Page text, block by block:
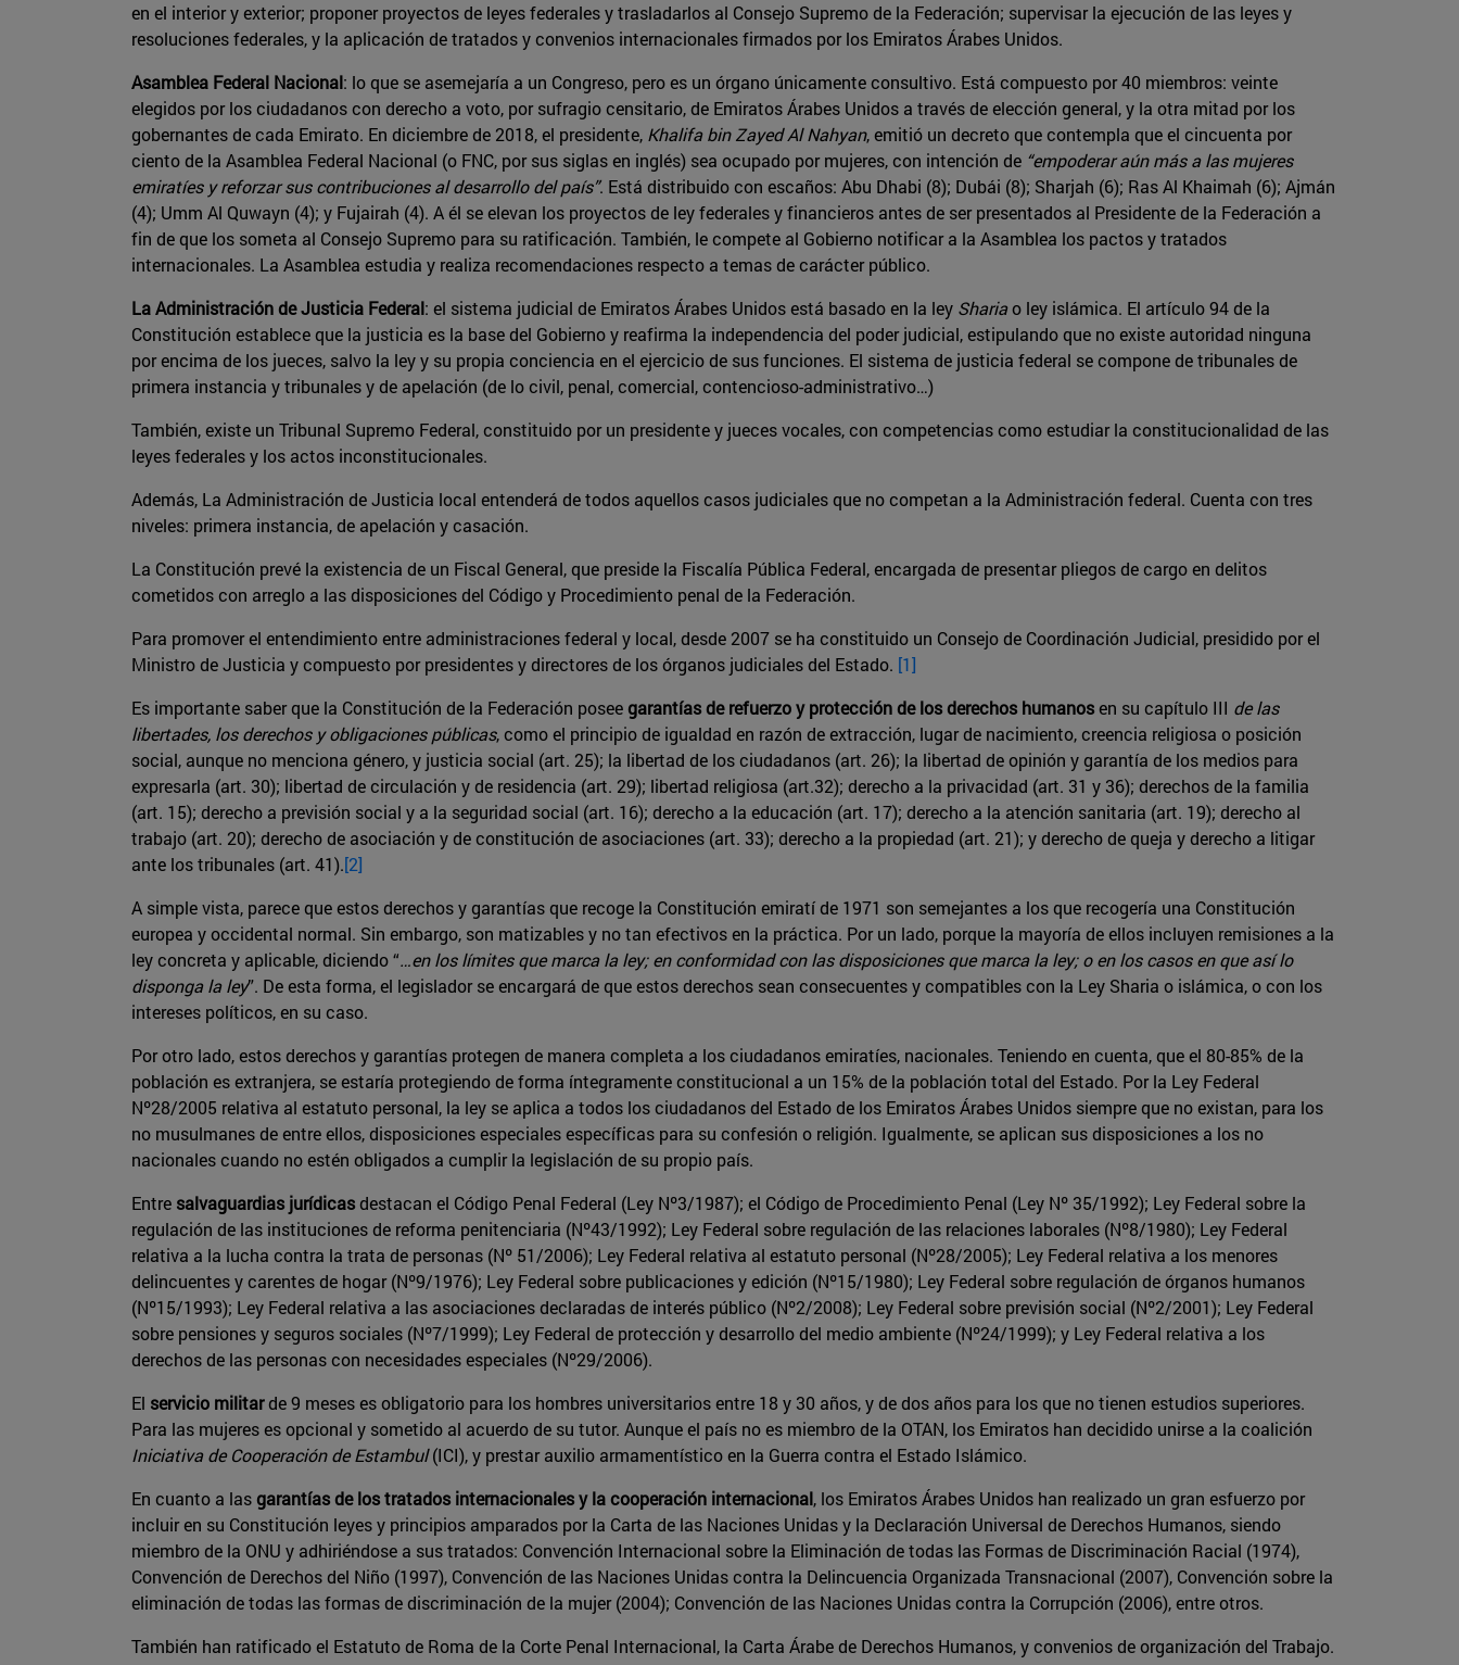
en el interior y exterior; proponer proyectos de leyes federales y trasladarlos al Consejo Supremo de la Federación; supervisar la ejecución de las leyes y
resoluciones federales, y la aplicación de tratados y convenios internacionales firmados por los Emiratos Árabes Unidos.
Asamblea Federal Nacional: lo que se asemejaría a un Congreso, pero es un órgano únicamente consultivo. Está compuesto por 40 miembros: veinte
elegidos por los ciudadanos con derecho a voto, por sufragio censitario, de Emiratos Árabes Unidos a través de elección general, y la otra mitad por los
gobernantes de cada Emirato. En diciembre de 2018, el presidente, Khalifa bin Zayed Al Nahyan, emitió un decreto que contempla que el cincuenta por
ciento de la Asamblea Federal Nacional (o FNC, por sus siglas en inglés) sea ocupado por mujeres, con intención de “empoderar aún más a las mujeres
emiratíes y reforzar sus contribuciones al desarrollo del país”. Está distribuido con escaños: Abu Dhabi (8); Dubái (8); Sharjah (6); Ras Al Khaimah (6); Ajmán
(4); Umm Al Quwayn (4); y Fujairah (4). A él se elevan los proyectos de ley federales y financieros antes de ser presentados al Presidente de la Federación a
fin de que los someta al Consejo Supremo para su ratificación. También, le compete al Gobierno notificar a la Asamblea los pactos y tratados
internacionales. La Asamblea estudia y realiza recomendaciones respecto a temas de carácter público.
La Administración de Justicia Federal: el sistema judicial de Emiratos Árabes Unidos está basado en la ley Shariao ley islámica. El artículo 94 de la
Constitución establece que la justicia es la base del Gobierno y reafirma la independencia del poder judicial, estipulando que no existe autoridad ninguna
por encima de los jueces, salvo la ley y su propia conciencia en el ejercicio de sus funciones. El sistema de justicia federal se compone de tribunales de
primera instancia y tribunales y de apelación (de lo civil, penal, comercial, contencioso-administrativo…)
También, existe un Tribunal Supremo Federal, constituido por un presidente y jueces vocales, con competencias como estudiar la constitucionalidad de las
leyes federales y los actos inconstitucionales.
Además, La Administración de Justicia local entenderá de todos aquellos casos judiciales que no competan a la Administración federal. Cuenta con tres
niveles: primera instancia, de apelación y casación.
La Constitución prevé la existencia de un Fiscal General, que preside la Fiscalía Pública Federal, encargada de presentar pliegos de cargo en delitos
cometidos con arreglo a las disposiciones del Código y Procedimiento penal de la Federación.
Para promover el entendimiento entre administraciones federal y local, desde 2007 se ha constituido un Consejo de Coordinación Judicial, presidido por el
Ministro de Justicia y compuesto por presidentes y directores de los órganos judiciales del Estado. [1]
Es importante saber que la Constitución de la Federación poseegarantías de refuerzo y protección de los derechos humanosen su capítulo III de las
libertades, los derechos y obligaciones públicas, como el principio de igualdad en razón de extracción, lugar de nacimiento, creencia religiosa o posición
social, aunque no menciona género, y justicia social (art. 25); la libertad de los ciudadanos (art. 26); la libertad de opinión y garantía de los medios para
expresarla (art. 30); libertad de circulación y de residencia (art. 29); libertad religiosa (art.32); derecho a la privacidad (art. 31 y 36); derechos de la familia
(art. 15); derecho a previsión social y a la seguridad social (art. 16); derecho a la educación (art. 17); derecho a la atención sanitaria (art. 19); derecho al
trabajo (art. 20); derecho de asociación y de constitución de asociaciones (art. 33); derecho a la propiedad (art. 21); y derecho de queja y derecho a litigar
ante los tribunales (art. 41).[2]
A simple vista, parece que estos derechos y garantías que recoge la Constitución emiratí de 1971 son semejantes a los que recogería una Constitución
europea y occidental normal. Sin embargo, son matizables y no tan efectivos en la práctica. Por un lado, porque la mayoría de ellos incluyen remisiones a la
ley concreta y aplicable, diciendo “…en los límites que marca la ley; en conformidad con las disposiciones que marca la ley; o en los casos en que así lo
disponga la ley”. De esta forma, el legislador se encargará de que estos derechos sean consecuentes y compatibles con la Ley Sharia o islámica, o con los
intereses políticos, en su caso.
Por otro lado, estos derechos y garantías protegen de manera completa a los ciudadanos emiratíes, nacionales. Teniendo en cuenta, que el 80-85% de la
población es extranjera, se estaría protegiendo de forma íntegramente constitucional a un 15% de la población total del Estado. Por la Ley Federal
Nº28/2005 relativa al estatuto personal, la ley se aplica a todos los ciudadanos del Estado de los Emiratos Árabes Unidos siempre que no existan, para los
no musulmanes de entre ellos, disposiciones especiales específicas para su confesión o religión. Igualmente, se aplican sus disposiciones a los no
nacionales cuando no estén obligados a cumplir la legislación de su propio país.
Entre salvaguardias jurídicasdestacan el Código Penal Federal (Ley Nº3/1987); el Código de Procedimiento Penal (Ley Nº 35/1992); Ley Federal sobre la
regulación de las instituciones de reforma penitenciaria (Nº43/1992); Ley Federal sobre regulación de las relaciones laborales (Nº8/1980); Ley Federal
relativa a la lucha contra la trata de personas (Nº 51/2006); Ley Federal relativa al estatuto personal (Nº28/2005); Ley Federal relativa a los menores
delincuentes y carentes de hogar (Nº9/1976); Ley Federal sobre publicaciones y edición (Nº15/1980); Ley Federal sobre regulación de órganos humanos
(Nº15/1993); Ley Federal relativa a las asociaciones declaradas de interés público (Nº2/2008); Ley Federal sobre previsión social (Nº2/2001); Ley Federal
sobre pensiones y seguros sociales (Nº7/1999); Ley Federal de protección y desarrollo del medio ambiente (Nº24/1999); y Ley Federal relativa a los
derechos de las personas con necesidades especiales (Nº29/2006).
El servicio militarde 9 meses es obligatorio para los hombres universitarios entre 18 y 30 años, y de dos años para los que no tienen estudios superiores.
Para las mujeres es opcional y sometido al acuerdo de su tutor. Aunque el país no es miembro de la OTAN, los Emiratos han decidido unirse a la coalición
Iniciativa de Cooperación de Estambul(ICI), y prestar auxilio armamentístico en la Guerra contra el Estado Islámico.
En cuanto a lasgarantías de los tratados internacionales y la cooperación internacional, los Emiratos Árabes Unidos han realizado un gran esfuerzo por
incluir en su Constitución leyes y principios amparados por la Carta de las Naciones Unidas y la Declaración Universal de Derechos Humanos, siendo
miembro de la ONU y adhiriéndose a sus tratados: Convención Internacional sobre la Eliminación de todas las Formas de Discriminación Racial (1974),
Convención de Derechos del Niño (1997), Convención de las Naciones Unidas contra la Delincuencia Organizada Transnacional (2007), Convención sobre la
eliminación de todas las formas de discriminación de la mujer (2004); Convención de las Naciones Unidas contra la Corrupción (2006), entre otros.
También han ratificado el Estatuto de Roma de la Corte Penal Internacional, la Carta Árabe de Derechos Humanos, y convenios de organización del Trabajo.